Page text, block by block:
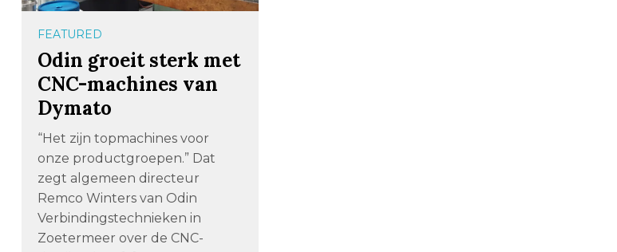
FEATURED
Odin groeit sterk met
CNC-machines van
Dymato
“Het zijn topmachines voor
onze productgroepen.” Dat
zegt algemeen directeur
Remco Winters van Odin
Verbindingstechnieken in
Zoetermeer over de CNC-